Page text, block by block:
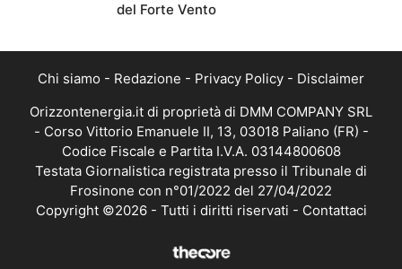
del Forte Vento
Chi siamo - Redazione - Privacy Policy - Disclaimer
Orizzontenergia.it di proprietà di DMM COMPANY SRL
- Corso Vittorio Emanuele II, 13, 03018 Paliano (FR) -
Codice Fiscale e Partita I.V.A. 03144800608
Testata Giornalistica registrata presso il Tribunale di
Frosinone con n°01/2022 del 27/04/2022
Copyright ©2026 - Tutti i diritti riservati - Contattaci